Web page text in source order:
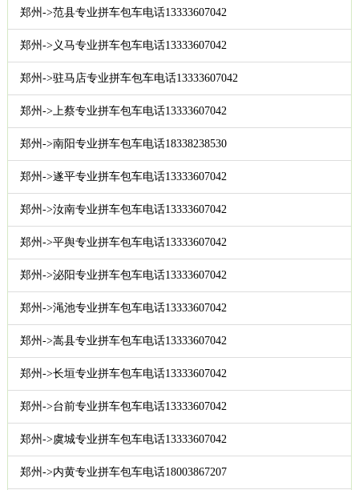
郑州->范县专业拼车包车电话13333607042
郑州->义马专业拼车包车电话13333607042
郑州->驻马店专业拼车包车电话13333607042
郑州->上蔡专业拼车包车电话13333607042
郑州->南阳专业拼车包车电话18338238530
郑州->遂平专业拼车包车电话13333607042
郑州->汝南专业拼车包车电话13333607042
郑州->平舆专业拼车包车电话13333607042
郑州->泌阳专业拼车包车电话13333607042
郑州->渑池专业拼车包车电话13333607042
郑州->嵩县专业拼车包车电话13333607042
郑州->长垣专业拼车包车电话13333607042
郑州->台前专业拼车包车电话13333607042
郑州->虞城专业拼车包车电话13333607042
郑州->内黄专业拼车包车电话18003867207